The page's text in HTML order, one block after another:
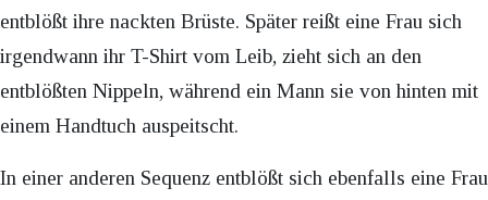
entblößt ihre nackten Brüste. Später reißt eine Frau sich
irgendwann ihr T-Shirt vom Leib, zieht sich an den
entblößten Nippeln, während ein Mann sie von hinten mit
einem Handtuch auspeitscht.
In einer anderen Sequenz entblößt sich ebenfalls eine Frau